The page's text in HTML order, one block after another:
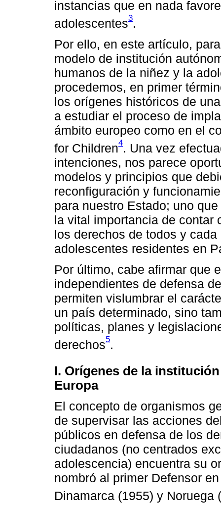
instancias que en nada
adolescentes3.
Por ello, en este artículo,
modelo de institución
humanos de la niñez y la
procedemos, en primer
los orígenes históricos de
a estudiar el proceso de
ámbito europeo como en el
for Children4. Una vez
intenciones, nos parece
modelos y principios que
reconfiguración y
para nuestro Estado; uno
la vital importancia de contar
los derechos de todos y
adolescentes residentes en
Por último, cabe afirmar que
independientes de defensa
permiten vislumbrar el
un país determinado, sino
políticas, planes y
derechos5.
I. Orígenes de la
Europa
El concepto de organismos
de supervisar las acciones
públicos en defensa de los
ciudadanos (no centrados
adolescencia) encuentra su
nombró al primer Defensor
Dinamarca (1955) y Noruega